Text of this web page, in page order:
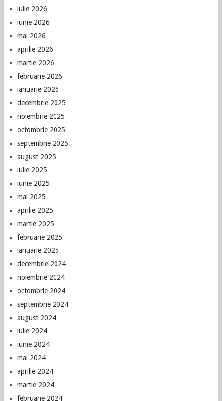
iulie 2026
iunie 2026
mai 2026
aprilie 2026
martie 2026
februarie 2026
ianuarie 2026
decembrie 2025
noiembrie 2025
octombrie 2025
septembrie 2025
august 2025
iulie 2025
iunie 2025
mai 2025
aprilie 2025
martie 2025
februarie 2025
ianuarie 2025
decembrie 2024
noiembrie 2024
octombrie 2024
septembrie 2024
august 2024
iulie 2024
iunie 2024
mai 2024
aprilie 2024
martie 2024
februarie 2024